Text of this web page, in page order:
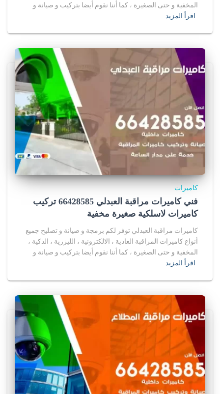
المخفية و حتى الصغيرة ، كما أننا نقوم أيضا بتركيب و صيانة و
اقرأ المزيد
كاميرات
فني كاميرات مراقبة العبدلي 66428585 تركيب
كاميرات لاسلكية صغيرة مخفية
كاميرات مراقبة العبدلي توفر لكم برمجة و صيانة و تصليح جميع
أنواع كاميرات المراقبة العادية ، الالكترونية ، الليزرية ، الذكية ،
المخفية و حتى الصغيرة ، كما أننا نقوم أيضا بتركيب و صيانة و
اقرأ المزيد